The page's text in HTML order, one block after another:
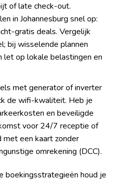
of late check-out.
in Johannesburg snel op:
gratis deals. Vergelijk
bij wisselende plannen
op lokale belastingen en
met generator of inverter
de wifi-kwaliteit. Heb je
en beveiligde
voor 24/7 receptie of
met een kaart zonder
omrekening (DCC).
boekingsstrategieën houd je